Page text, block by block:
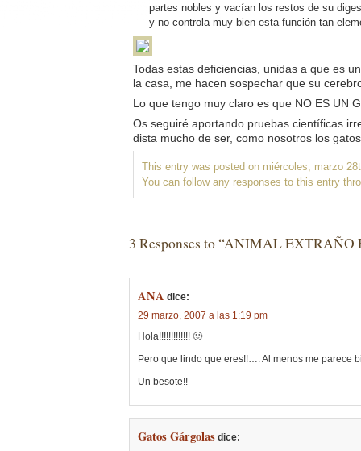
partes nobles y vacían los restos de su
y no controla muy bien esta función tan
Todas estas deficiencias, unidas a que es
la casa, me hacen sospechar que su
Lo que tengo muy claro es que NO ES UN
Os seguiré aportando pruebas científicas
dista mucho de ser, como nosotros los
This entry was posted on miércoles, marzo
You can follow any responses to this entry
3 Responses to “ANIMAL
ANA dice:
29 marzo, 2007 a las 1:19 pm
Hola!!!!!!!!!!!!! 🙂
Pero que lindo que eres!!…. Al menos me parece
Un besote!!
Gatos Gárgolas dice: